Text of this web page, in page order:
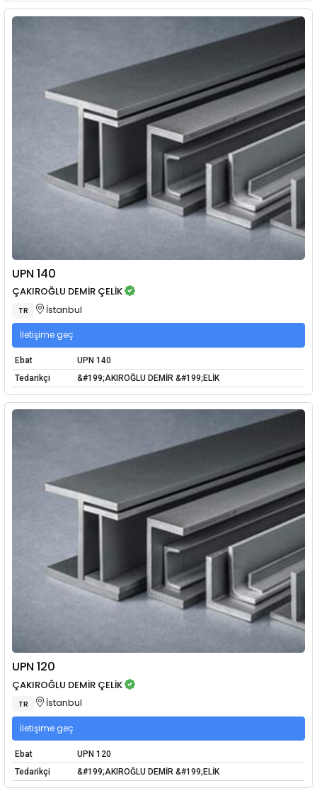
UPN 140
ÇAKIROĞLU DEMİR ÇELİK
TR İstanbul
İletişime geç
Ebat
UPN 140
Tedarikçi
&#199;AKIROĞLU DEMİR &#199;ELİK
UPN 120
ÇAKIROĞLU DEMİR ÇELİK
TR İstanbul
İletişime geç
Ebat
UPN 120
Tedarikçi
&#199;AKIROĞLU DEMİR &#199;ELİK